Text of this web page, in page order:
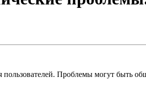
Проблемы могут быть